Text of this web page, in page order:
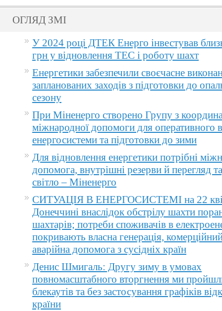
ОГЛЯД ЗМІ
У 2024 році ДТЕК Енерго інвестував
грн у відновлення ТЕС і роботу шахт
Енергетики забезпечили своєчасне
запланованих заходів з підготовки до
сезону
При Міненерго створено Групу з
міжнародної допомоги для оперативного
енергосистеми та підготовки до зими
Для відновлення енергетики потрібні
допомога, внутрішні резерви й перегляд
світло – Міненерго
СИТУАЦІЯ В ЕНЕРГОСИСТЕМІ на 22
Донеччині внаслідок обстрілу шахти
шахтарів; потреби споживачів в
покривають власна генерація,
аварійна допомога з сусідніх країн
Денис Шмигаль: Другу зиму в умовах
повномасштабного вторгнення ми
блекаутів та без застосування графіків
країни